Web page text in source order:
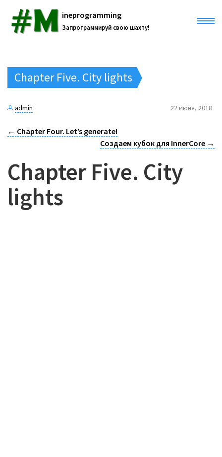
ineprogramming
Запрограммируй свою шахту!
Все записи
NIDE
ANIDE
RendererTool 3D
Проекты
InnerCore Mods
Core Engine Documentation
Вики
О нас
Chapter Five. City lights
admin 22 июня, 2018
← Chapter Four. Let’s generate!
Создаем кубок для InnerCore →
Chapter Five. City
lights